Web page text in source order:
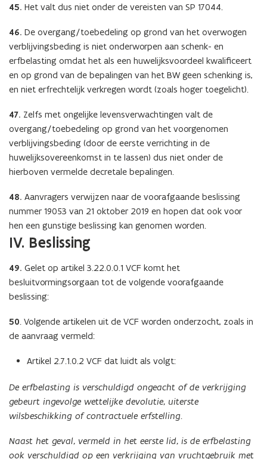
45. Het valt dus niet onder de vereisten van SP 17044.
46. De overgang/toebedeling op grond van het overwogen
verblijvingsbeding is niet onderworpen aan schenk- en
erfbelasting omdat het als een huwelijksvoordeel kwalificeert
en op grond van de bepalingen van het BW geen schenking is,
en niet erfrechtelijk verkregen wordt (zoals hoger toegelicht).
47. Zelfs met ongelijke levensverwachtingen valt de
overgang/toebedeling op grond van het voorgenomen
verblijvingsbeding (door de eerste verrichting in de
huwelijksovereenkomst in te lassen) dus niet onder de
hierboven vermelde decretale bepalingen.
48. Aanvragers verwijzen naar de voorafgaande beslissing
nummer 19053 van 21 oktober 2019 en hopen dat ook voor
hen een gunstige beslissing kan genomen worden.
IV. Beslissing
49. Gelet op artikel 3.22.0.0.1 VCF komt het
besluitvormingsorgaan tot de volgende voorafgaande
beslissing:
50. Volgende artikelen uit de VCF worden onderzocht, zoals in
de aanvraag vermeld:
Artikel 2.7.1.0.2 VCF dat luidt als volgt:
De erfbelasting is verschuldigd ongeacht of de verkrijging
gebeurt ingevolge wettelijke devolutie, uiterste
wilsbeschikking of contractuele erfstelling.
Naast het geval, vermeld in het eerste lid, is de erfbelasting
ook verschuldigd op een verkrijging van vruchtgebruik met